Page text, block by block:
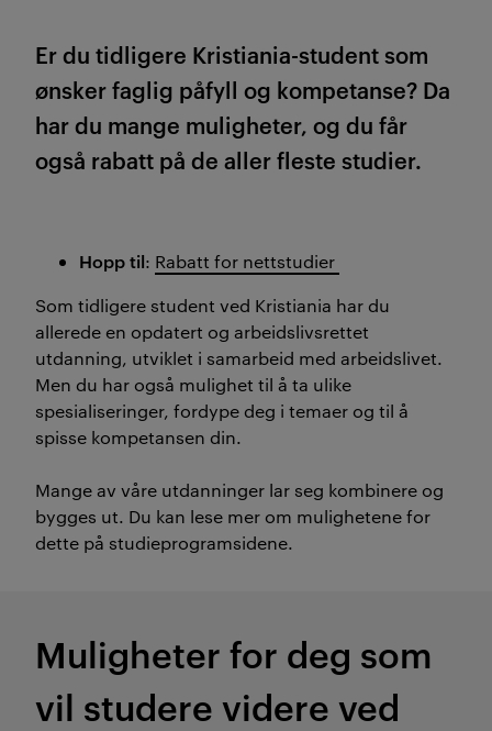
Er du tidligere Kristiania-student som
ønsker faglig påfyll og kompetanse? Da
har du mange muligheter, og du får
også rabatt på de aller fleste studier.
Hopp til: Rabatt for nettstudier
Som tidligere student ved Kristiania har du
allerede en opdatert og arbeidslivsrettet
utdanning, utviklet i samarbeid med arbeidslivet.
Men du har også mulighet til å ta ulike
spesialiseringer, fordype deg i temaer og til å
spisse kompetansen din.
Mange av våre utdanninger lar seg kombinere og
bygges ut. Du kan lese mer om mulighetene for
dette på studieprogramsidene.
Muligheter for deg som
vil studere videre ved